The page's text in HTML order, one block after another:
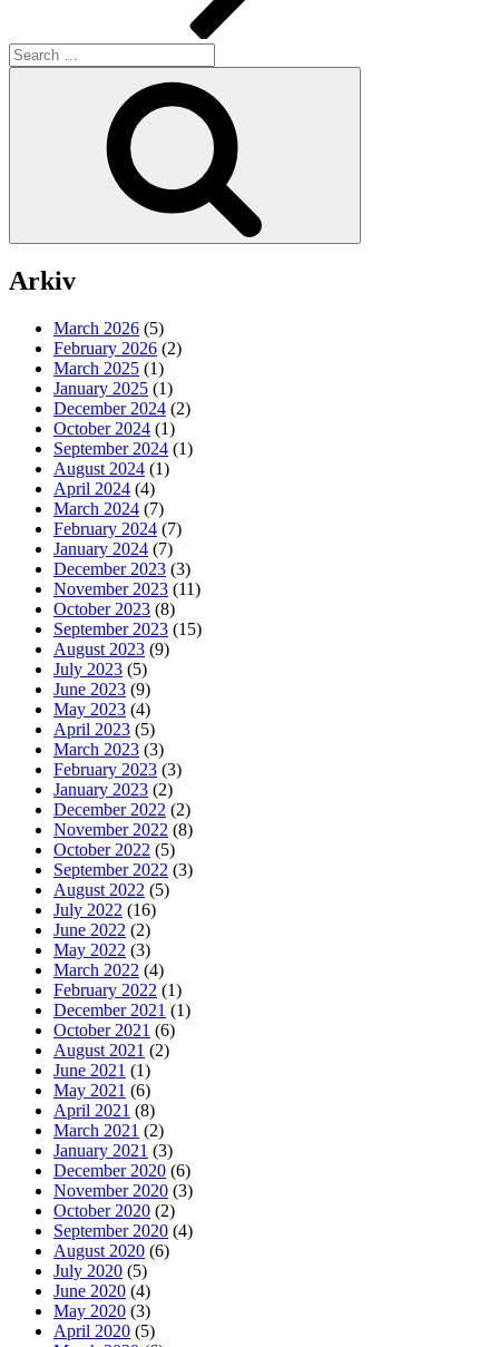
Search
for:
Arkiv
March 2026 (5)
February 2026 (2)
March 2025 (1)
January 2025 (1)
December 2024 (2)
October 2024 (1)
September 2024 (1)
August 2024 (1)
April 2024 (4)
March 2024 (7)
February 2024 (7)
January 2024 (7)
December 2023 (3)
November 2023 (11)
October 2023 (8)
September 2023 (15)
August 2023 (9)
July 2023 (5)
June 2023 (9)
May 2023 (4)
April 2023 (5)
March 2023 (3)
February 2023 (3)
January 2023 (2)
December 2022 (2)
November 2022 (8)
October 2022 (5)
September 2022 (3)
August 2022 (5)
July 2022 (16)
June 2022 (2)
May 2022 (3)
March 2022 (4)
February 2022 (1)
December 2021 (1)
October 2021 (6)
August 2021 (2)
June 2021 (1)
May 2021 (6)
April 2021 (8)
March 2021 (2)
January 2021 (3)
December 2020 (6)
November 2020 (3)
October 2020 (2)
September 2020 (4)
August 2020 (6)
July 2020 (5)
June 2020 (4)
May 2020 (3)
April 2020 (5)